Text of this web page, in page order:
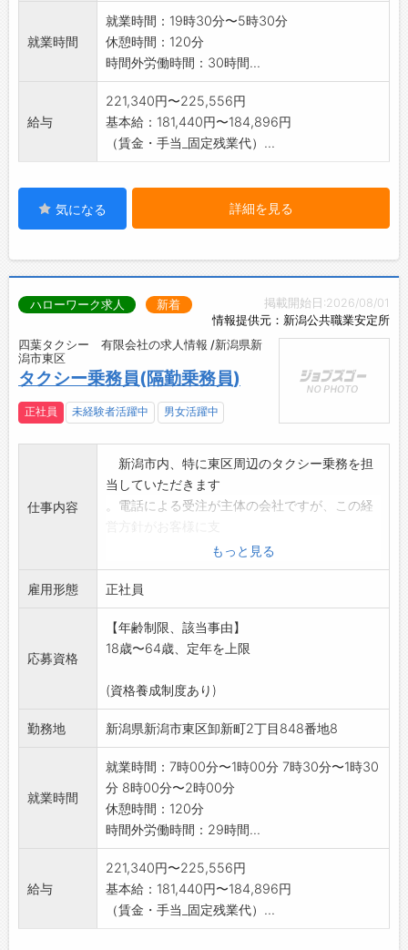
「変更範囲:変更なし」
就業時間
就業時間：19時30分〜5時30分
休憩時間：120分
時間外労働時間：30時間...
給与
221,340円〜225,556円
基本給：181,440円〜184,896円
（賃金・手当_固定残業代）...
気になる 詳細を見る
掲載開始日:2026/08/01
情報提供元：新潟公共職業安定所
ハローワーク求人 新着
四葉タクシー 有限会社の求人情報 /新潟県新
潟市東区
タクシー乗務員(隔勤乗務員)
正社員 未経験者活躍中 男女活躍中
仕事内容
新潟市内、特に東区周辺のタクシー乗務を担
当していただきます
。電話による受注が主体の会社ですが、この経
持され年々需要が増えています。
更に、29年から業界に先駆け新しい車両
(JPNタクシー)ワ
ンボックスタイプを順次導入し、新規需要の拡
大を目指した会社経
営を取り入れています。
しました。
快適環境でより広範なエリアの業務が可能に
なり、幅広い年代の
「変更範囲:変更なし」
もっと見る
雇用形態 正社員
応募資格
【年齢制限、該当事由】
18歳〜64歳、定年を上限
(資格養成制度あり)
勤務地 新潟県新潟市東区卸新町2丁目848番地8
就業時間
就業時間：7時00分〜1時00分 7時30分〜1時30
分 8時00分〜2時00分
休憩時間：120分
時間外労働時間：29時間...
給与
221,340円〜225,556円
基本給：181,440円〜184,896円
（賃金・手当_固定残業代）...